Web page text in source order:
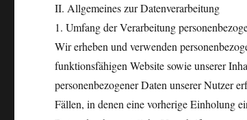
II. Allgemeines zur Datenverarbeitung
1. Umfang der Verarbeitung
Wir erheben und verwenden
funktionsfähigen Website sowie unserer
personenbezogener Daten unserer Nutzer
Fällen, in denen eine vorherige Einholung